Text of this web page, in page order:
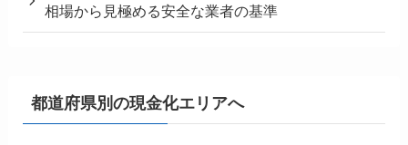
相場から見極める安全な業者の基準
都道府県別の現金化エリアへ